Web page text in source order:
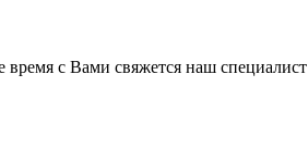
с Вами свяжется наш специалист